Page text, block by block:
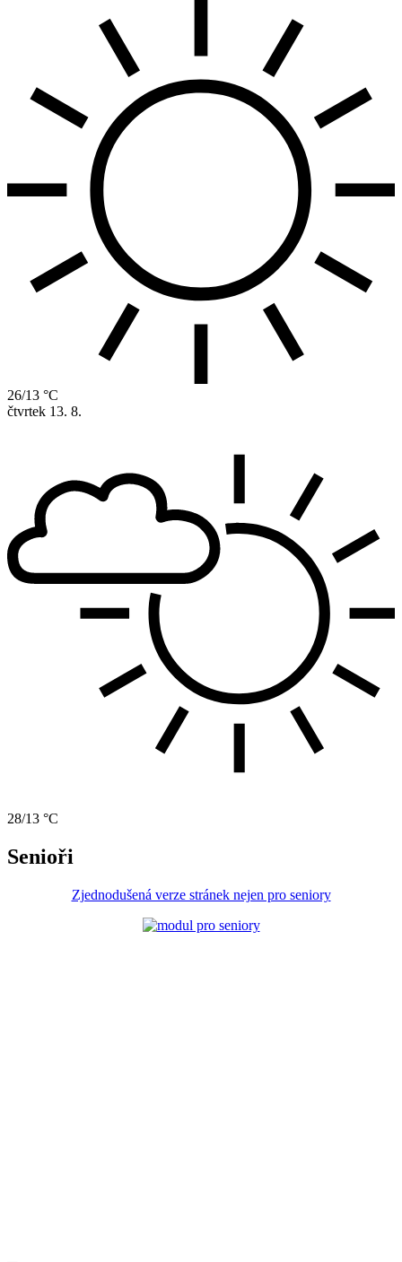
26/13 °C
čtvrtek 13. 8.
28/13 °C
Senioři
Zjednodušená verze stránek nejen pro seniory